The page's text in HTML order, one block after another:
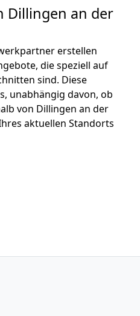
Dillingen an der
erstellen
die speziell auf
sind. Diese
unabhängig davon, ob
von Dillingen an der
aktuellen Standorts